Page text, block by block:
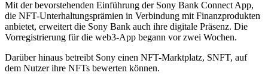
Mit der bevorstehenden Einführung der Sony Bank Connect App,
die NFT-Unterhaltungsprämien in Verbindung mit Finanzprodukten
anbietet, erweitert die Sony Bank auch ihre digitale Präsenz. Die
Vorregistrierung für die web3-App begann vor zwei Wochen.
Darüber hinaus betreibt Sony einen NFT-Marktplatz, SNFT, auf
dem Nutzer ihre NFTs bewerten können.